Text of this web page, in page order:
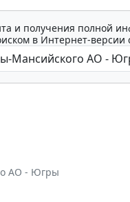
и получения полной
в Интернет-версии
АО - Югры